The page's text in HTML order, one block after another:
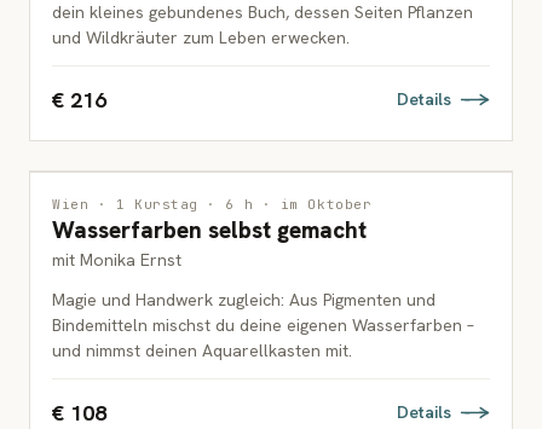
dein kleines gebundenes Buch, dessen Seiten Pflanzen
und Wildkräuter zum Leben erwecken.
€ 216 Details
MALEREI
ERWACHSENE
Wien · 1 Kurstag · 6 h · im Oktober
Wasserfarben selbst gemacht
mit Monika Ernst
Magie und Handwerk zugleich: Aus Pigmenten und
Bindemitteln mischst du deine eigenen Wasserfarben –
und nimmst deinen Aquarellkasten mit.
€ 108 Details